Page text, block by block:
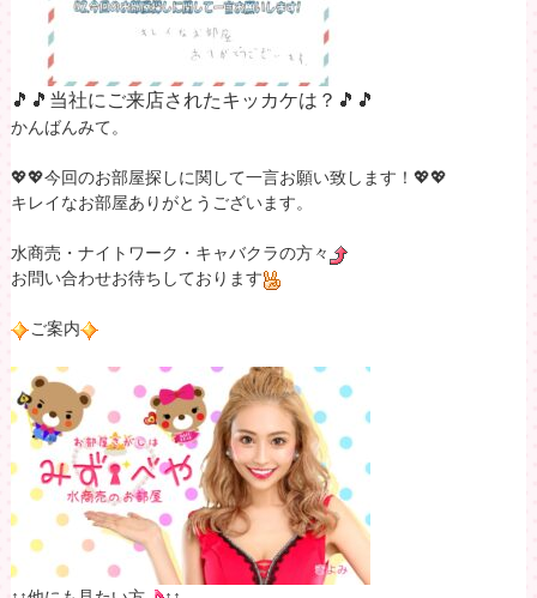
🎵🎵当社にご来店されたキッカケは？🎵🎵
かんばんみて。
💖💖今回のお部屋探しに関して一言お願い致します！💖💖
キレイなお部屋ありがとうございます。
水商売・ナイトワーク・キャバクラの方々
お問い合わせお待ちしております
ご案内